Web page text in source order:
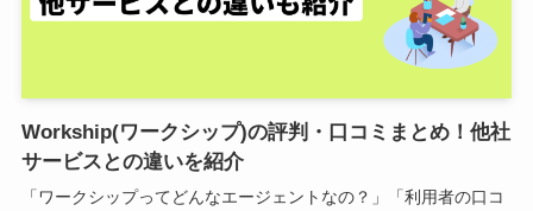
Workship(ワークシップ)の評判・口コミまとめ！他社
サービスとの違いを紹介
「ワークシップってどんなエージェントなの？」「利用者の口コ